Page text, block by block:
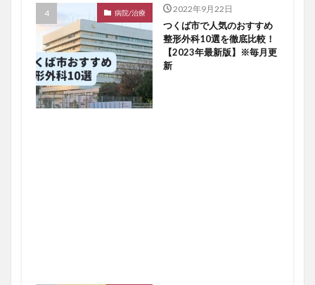
病院/治療 2022年9月22日
つくば市で人気のおすすめ
整形外科10選を徹底比較！
【2023年最新版】※毎月更
新